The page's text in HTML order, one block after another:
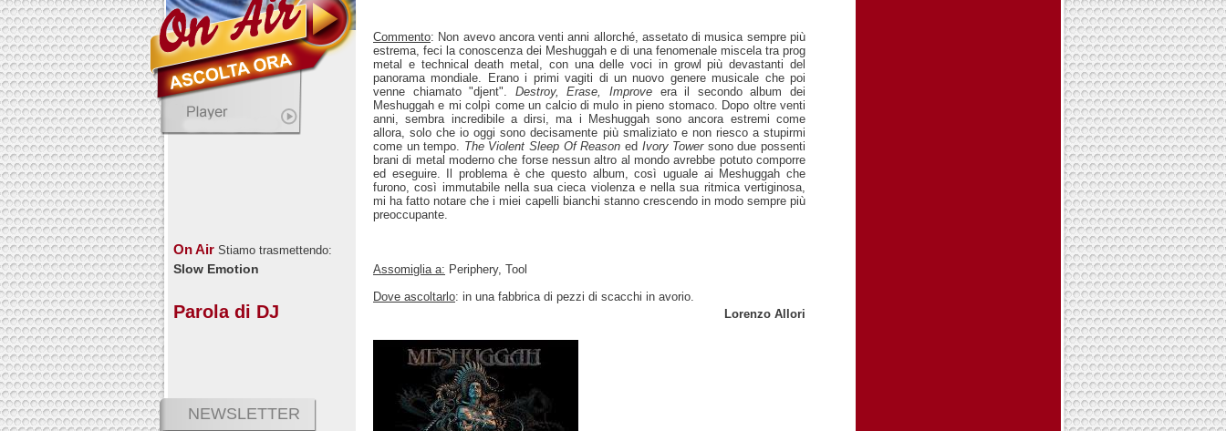
On Air Stiamo trasmettendo:
Slow Emotion
Parola di DJ
NEWSLETTER
Commento: Non avevo ancora venti anni allorché, assetato di musica sempre più
estrema, feci la conoscenza dei Meshuggah e di una fenomenale miscela tra prog
metal e technical death metal, con una delle voci in growl più devastanti del
panorama mondiale. Erano i primi vagiti di un nuovo genere musicale che poi
venne chiamato "djent". Destroy, Erase, Improve era il secondo album dei
Meshuggah e mi colpì come un calcio di mulo in pieno stomaco. Dopo oltre venti
anni, sembra incredibile a dirsi, ma i Meshuggah sono ancora estremi come
allora, solo che io oggi sono decisamente più smaliziato e non riesco a stupirmi
come un tempo. The Violent Sleep Of Reason ed Ivory Towersono due possenti
brani di metal moderno che forse nessun altro al mondo avrebbe potuto comporre
ed eseguire. Il problema è che questo album, così uguale ai Meshuggah che
furono, così immutabile nella sua cieca violenza e nella sua ritmica vertiginosa,
mi ha fatto notare che i miei capelli bianchi stanno crescendo in modo sempre più
preoccupante.
Assomiglia a: Periphery, Tool
Dove ascoltarlo: in una fabbrica di pezzi di scacchi in avorio.
Lorenzo Allori